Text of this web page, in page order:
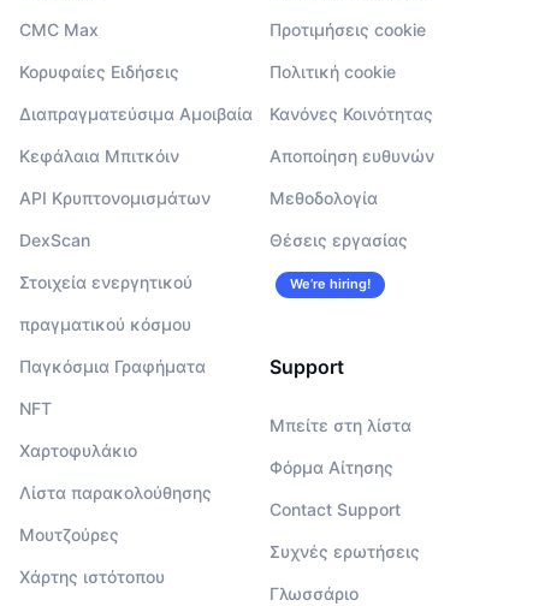
CMC Max
Κορυφαίες Ειδήσεις
Διαπραγματεύσιμα Αμοιβαία
Κεφάλαια Μπιτκόιν
API Κρυπτονομισμάτων
DexScan
Στοιχεία ενεργητικού
πραγματικού κόσμου
Παγκόσμια Γραφήματα
NFT
Χαρτοφυλάκιο
Λίστα παρακολούθησης
Μουτζούρες
Χάρτης ιστότοπου
Προτιμήσεις cookie
Πολιτική cookie
Κανόνες Κοινότητας
Αποποίηση ευθυνών
Μεθοδολογία
Θέσεις εργασίας
We’re hiring!
Support
Μπείτε στη λίστα
Φόρμα Αίτησης
Contact Support
Συχνές ερωτήσεις
Γλωσσάριο